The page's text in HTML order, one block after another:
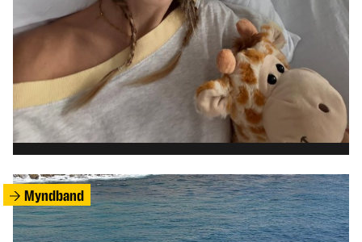
Eldri kona kveikti í íbúð sinni þegar átti að
bera hana út
Myndband